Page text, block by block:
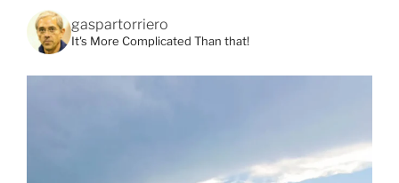
gaspartorriero
It's More Complicated Than that!